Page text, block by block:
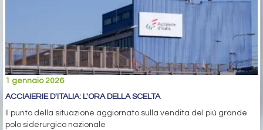
1 gennaio 2026
ACCIAIERIE D'ITALIA: L'ORA DELLA SCELTA
Il punto della situazione aggiornato sulla vendita del più grande
polo siderurgico nazionale